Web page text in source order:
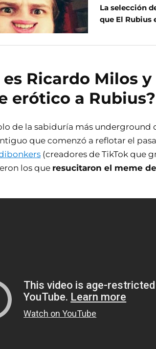
La selección
que El Rubius
es Ricardo Milos
erótico a Rubius?
de la sabiduría más underground
que comenzó a reflotar el
(creadores de TikTok que
los que resucitaron el meme